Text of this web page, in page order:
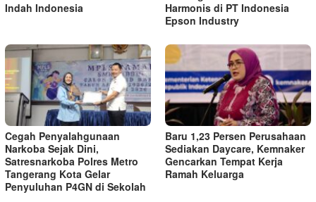
Indah Indonesia
Harmonis di PT Indonesia
Epson Industry
Cegah Penyalahgunaan
Narkoba Sejak Dini,
Satresnarkoba Polres Metro
Tangerang Kota Gelar
Penyuluhan P4GN di Sekolah
Baru 1,23 Persen Perusahaan
Sediakan Daycare, Kemnaker
Gencarkan Tempat Kerja
Ramah Keluarga